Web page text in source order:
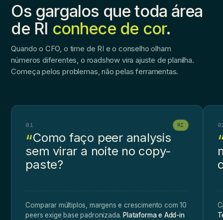
Os gargalos que toda área
de RI conhece de cor.
Quando o CFO, o time de RI e o conselho olham
números diferentes, o roadshow vira ajuste de planilha.
Começa pelos problemas, não pelas ferramentas.
01 RI
Como faço peer analysis
sem virar a noite no copy-
paste?
Comparar múltiplos, margens e crescimento com 10
peers exige base padronizada. Plataforma e Add-in